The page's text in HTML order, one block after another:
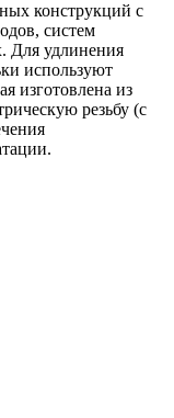
конструкций с
систем
Для удлинения
используют
изготовлена из
резьбу (с